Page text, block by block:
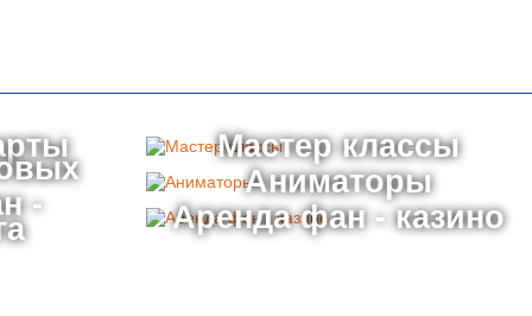
Мастер классы
Аниматоры
- Аренда фан - казино